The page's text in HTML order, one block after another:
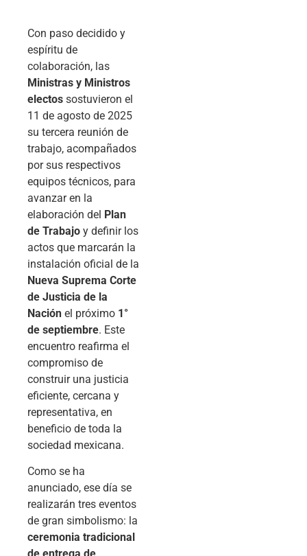
Con paso decidido y
espíritu de
colaboración, las
Ministras y Ministros
electos sostuvieron el
11 de agosto de 2025
su tercera reunión de
trabajo, acompañados
por sus respectivos
equipos técnicos, para
avanzar en la
elaboración del Plan
de Trabajo y definir los
actos que marcarán la
instalación oficial de la
Nueva Suprema Corte
de Justicia de la
Nación el próximo 1°
de septiembre. Este
encuentro reafirma el
compromiso de
construir una justicia
eficiente, cercana y
representativa, en
beneficio de toda la
sociedad mexicana.
Como se ha
anunciado, ese día se
realizarán tres eventos
de gran simbolismo: la
ceremonia tradicional